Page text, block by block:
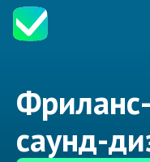
саунд-